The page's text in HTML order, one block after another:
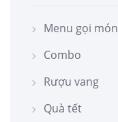
Menu gọi món
Combo
Rượu vang
Quà tết